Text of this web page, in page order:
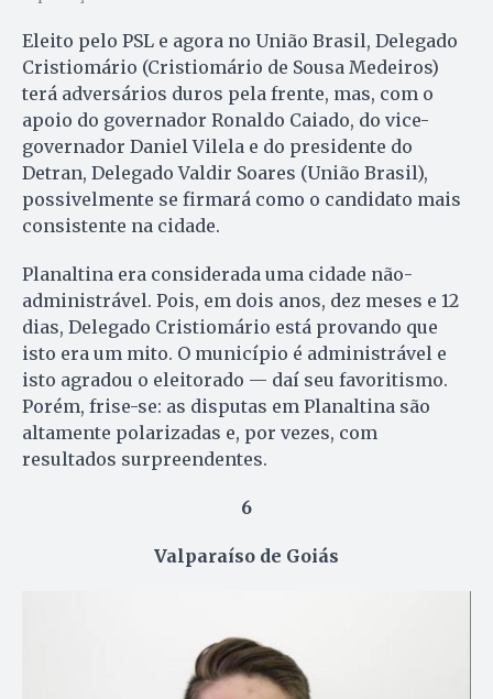
Eleito pelo PSL e agora no União Brasil, Delegado
Cristiomário (Cristiomário de Sousa Medeiros)
terá adversários duros pela frente, mas, com o
apoio do governador Ronaldo Caiado, do vice-
governador Daniel Vilela e do presidente do
Detran, Delegado Valdir Soares (União Brasil),
possivelmente se firmará como o candidato mais
consistente na cidade.
Planaltina era considerada uma cidade não-
administrável. Pois, em dois anos, dez meses e 12
dias, Delegado Cristiomário está provando que
isto era um mito. O município é administrável e
isto agradou o eleitorado — daí seu favoritismo.
Porém, frise-se: as disputas em Planaltina são
altamente polarizadas e, por vezes, com
resultados surpreendentes.
6
Valparaíso de Goiás